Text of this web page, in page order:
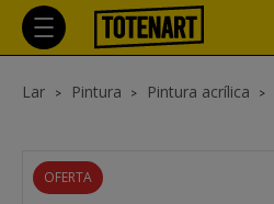
Lar Pintura Pintura acrílica
OFERTA